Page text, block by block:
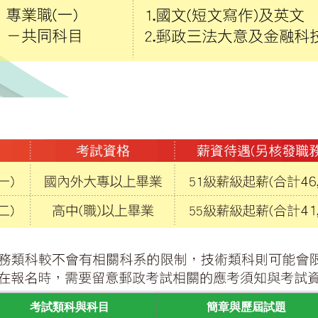
考試類科與科目 簡章與歷屆試題